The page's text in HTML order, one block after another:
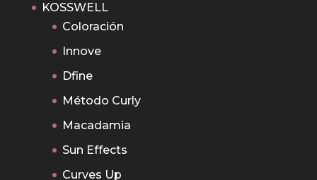
KOSSWELL
Coloración
Innove
Dfine
Método Curly
Macadamia
Sun Effects
Curves Up